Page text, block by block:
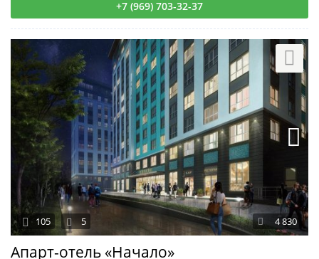
+7 (969) 703-32-37
Апарт-отель «Начало»
4 830
105 5